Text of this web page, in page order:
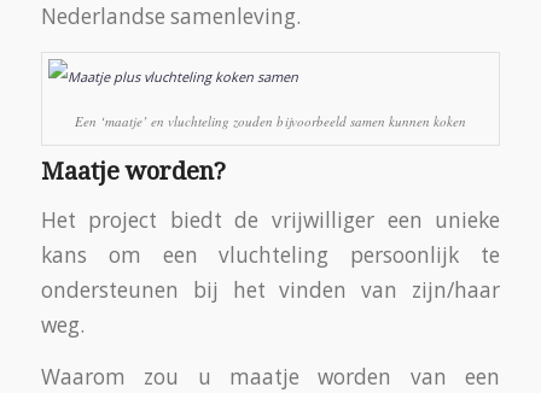
Nederlandse samenleving.
Een ‘maatje’ en vluchteling zouden bijvoorbeeld samen kunnen koken
Maatje worden?
Het project biedt de vrijwilliger een unieke
kans om een vluchteling persoonlijk te
ondersteunen bij het vinden van zijn/haar
weg.
Waarom zou u maatje worden van een